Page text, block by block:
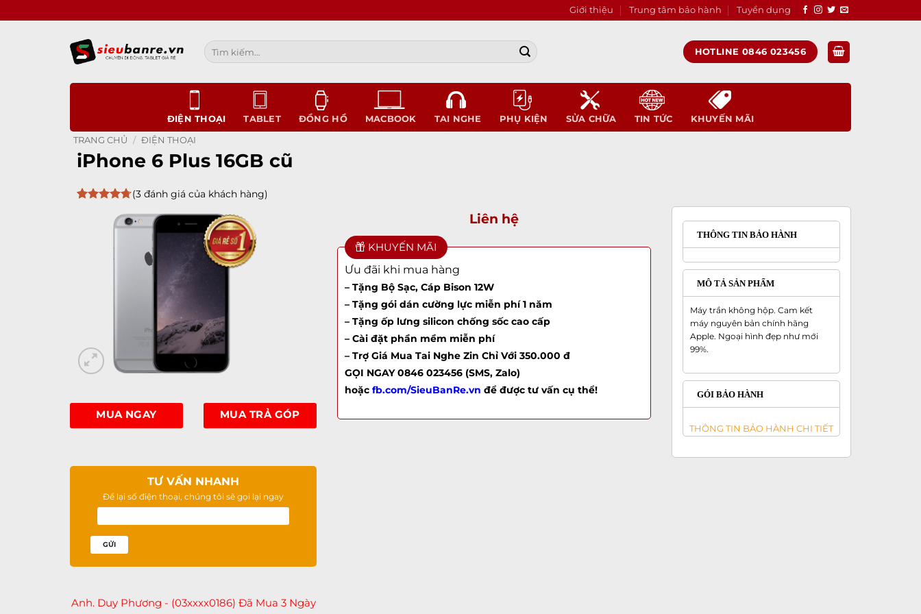
qua
Giới thiệu Trung tâm bảo hành Tuyển dụng
Tìm
kiếm:
HOTLINE 0846 023456
ĐIỆN THOẠI TABLET ĐỒNG HỒ MACBOOK TAI NGHE PHỤ KIỆN SỬA CHỮA TIN TỨC KHUYẾN MÃI
TRANG CHỦ / ĐIỆN THOẠI
iPhone 6 Plus 16GB cũ
5 dựa trên
đánh giá
(3đánh giá của khách hàng)
Add to
wishlist
MUA NGAY MUA TRẢ GÓP
TƯ VẤN NHANH
Để lại số điện thoại, chúng tôi sẽ gọi lại ngay
Anh. Phú Lê - (09xxxx2210) Đã Mua 6 Giờ Trước
Anh. Duy Phương - (03xxxx0186) Đã Mua 3 Ngày
Liên hệ
KHUYẾN MÃI
Ưu đãi khi mua hàng
– Tặng Bộ Sạc, Cáp Bison 12W
– Tặng gói dán cường lực miễn phí 1 năm
– Tặng ốp lưng silicon chống sốc cao cấp
– Cài đặt phần mềm miễn phí
– Trợ Giá Mua Tai Nghe Zin Chỉ Với 350.000 đ
GỌI NGAY 0846 023456 (SMS, Zalo)
hoặc fb.com/SieuBanRe.vn để được tư vấn cụ thể!
THÔNG TIN BẢO HÀNH
MÔ TẢ SẢN PHẨM
Máy trần không hộp. Cam kết
máy nguyên bản chính hãng
Apple. Ngoại hình đẹp như mới
99%.
GÓI BẢO HÀNH
THÔNG TIN BẢO HÀNH CHI TIẾT